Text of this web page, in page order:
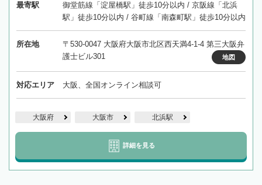
最寄駅
御堂筋線「淀屋橋駅」徒歩10分以内 / 京阪線「北浜
駅」徒歩10分以内 / 谷町線「南森町駅」徒歩10分以内
所在地
〒530-0047 大阪府大阪市北区西天満4-1-4 第三大阪弁
護士ビル301
地図
対応エリア 大阪、全国オンライン相談可
大阪府 大阪市 北浜駅
詳細を見る